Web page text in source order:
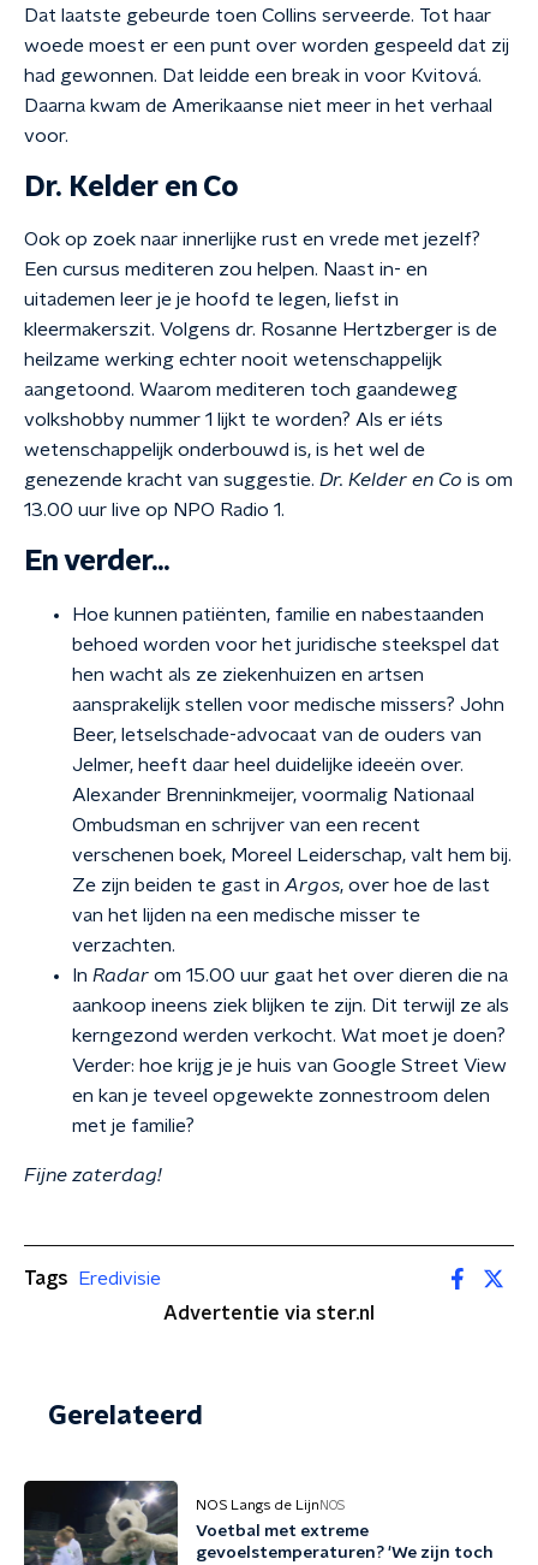
Dat laatste gebeurde toen Collins serveerde. Tot haar
woede moest er een punt over worden gespeeld dat zij
had gewonnen. Dat leidde een break in voor Kvitová.
Daarna kwam de Amerikaanse niet meer in het verhaal
voor.
Dr. Kelder en Co
Ook op zoek naar innerlijke rust en vrede met jezelf?
Een cursus mediteren zou helpen. Naast in- en
uitademen leer je je hoofd te legen, liefst in
kleermakerszit. Volgens dr. Rosanne Hertzberger is de
heilzame werking echter nooit wetenschappelijk
aangetoond. Waarom mediteren toch gaandeweg
volkshobby nummer 1 lijkt te worden? Als er iéts
wetenschappelijk onderbouwd is, is het wel de
genezende kracht van suggestie. Dr. Kelder en Co is om
13.00 uur live op NPO Radio 1.
En verder...
Hoe kunnen patiënten, familie en nabestaanden
behoed worden voor het juridische steekspel dat
hen wacht als ze ziekenhuizen en artsen
aansprakelijk stellen voor medische missers? John
Beer, letselschade-advocaat van de ouders van
Jelmer, heeft daar heel duidelijke ideeën over.
Alexander Brenninkmeijer, voormalig Nationaal
Ombudsman en schrijver van een recent
verschenen boek, Moreel Leiderschap, valt hem bij.
Ze zijn beiden te gast in Argos, over hoe de last
van het lijden na een medische misser te
verzachten.
In Radar om 15.00 uur gaat het over dieren die na
aankoop ineens ziek blijken te zijn. Dit terwijl ze als
kerngezond werden verkocht. Wat moet je doen?
Verder: hoe krijg je je huis van Google Street View
en kan je teveel opgewekte zonnestroom delen
met je familie?
Fijne zaterdag!
Tags
Eredivisie
Advertentie via ster.nl
Gerelateerd
NOS Langs de Lijn NOS
Voetbal met extreme
gevoelstemperaturen? 'We zijn toch